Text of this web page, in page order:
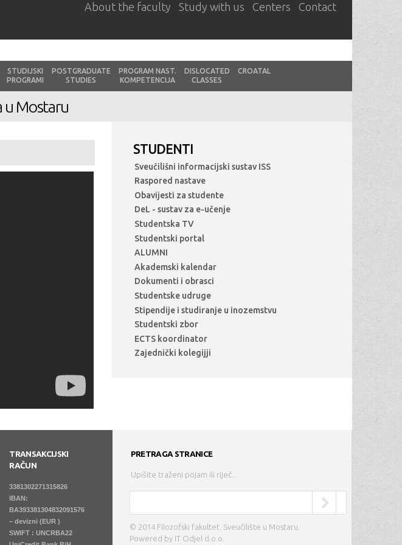
STUDIJSKI
PROGRAMI
POSTGRADUATE
STUDIES
PROGRAM NAST.
KOMPETENCIJA
DISLOCATED
CLASSES
CROATAL
About the faculty Study with us Centers Contact
u Mostaru
STUDENTI
Sveučilišni informacijski sustav ISS
Raspored nastave
Obavijesti za studente
DeL - sustav za e-učenje
Studentska TV
Studentski portal
ALUMNI
Akademski kalendar
Dokumenti i obrasci
Studentske udruge
Stipendije i studiranje u inozemstvu
Studentski zbor
ECTS koordinator
Zajednički kolegijji
TRANSAKCIJSKI
RAČUN
3381302271315826
IBAN:
BA393381304832091576
– devizni (EUR )
SWIFT : UNCRBA22
PRETRAGA STRANICE
Upišite traženi pojam ili riječ...
© 2014 Filozofski fakultet. Sveučilište u Mostaru.
Powered by IT Odjel d.o.o.